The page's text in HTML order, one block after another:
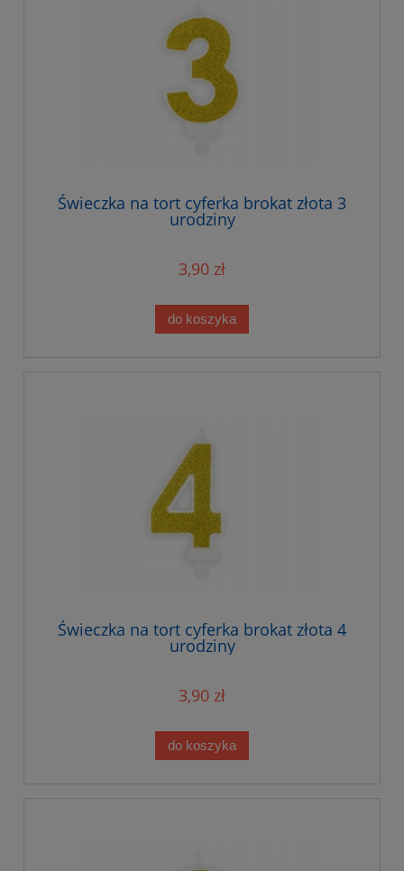
Świeczka na tort cyferka brokat złota 3
urodziny
3,90 zł
do koszyka
Świeczka na tort cyferka brokat złota 4
urodziny
3,90 zł
do koszyka